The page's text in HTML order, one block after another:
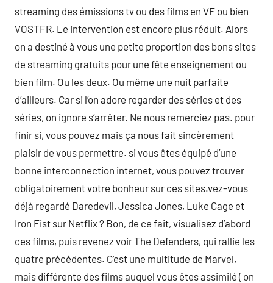
streaming des émissions tv ou des films en VF ou bien
VOSTFR. Le intervention est encore plus réduit. Alors
on a destiné à vous une petite proportion des bons sites
de streaming gratuits pour une fête enseignement ou
bien film. Ou les deux. Ou même une nuit parfaite
d’ailleurs. Car si l’on adore regarder des séries et des
séries, on ignore s’arrêter. Ne nous remerciez pas. pour
finir si, vous pouvez mais ça nous fait sincèrement
plaisir de vous permettre. si vous êtes équipé d’une
bonne interconnection internet, vous pouvez trouver
obligatoirement votre bonheur sur ces sites.vez-vous
déjà regardé Daredevil, Jessica Jones, Luke Cage et
Iron Fist sur Netflix ? Bon, de ce fait, visualisez d’abord
ces films, puis revenez voir The Defenders, qui rallie les
quatre précédentes. C’est une multitude de Marvel,
mais différente des films auquel vous êtes assimilé ( on